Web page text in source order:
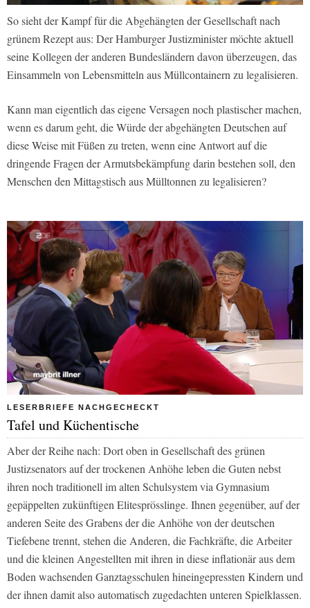
So sieht der Kampf für die Abgehängten der Gesellschaft nach
grünem Rezept aus: Der Hamburger Justizminister möchte aktuell
seine Kollegen der anderen Bundesländern davon überzeugen, das
Einsammeln von Lebensmitteln aus Müllcontainern zu legalisieren.
Kann man eigentlich das eigene Versagen noch plastischer machen,
wenn es darum geht, die Würde der abgehängten Deutschen auf
diese Weise mit Füßen zu treten, wenn eine Antwort auf die
dringende Fragen der Armutsbekämpfung darin bestehen soll, den
Menschen den Mittagstisch aus Mülltonnen zu legalisieren?
LESERBRIEFE NACHGECHECKT
Tafel und Küchentische
Aber der Reihe nach: Dort oben in Gesellschaft des grünen
Justizsenators auf der trockenen Anhöhe leben die Guten nebst
ihren noch traditionell im alten Schulsystem via Gymnasium
gepäppelten zukünftigen Elitesprösslinge. Ihnen gegenüber, auf der
anderen Seite des Grabens der die Anhöhe von der deutschen
Tiefebene trennt, stehen die Anderen, die Fachkräfte, die Arbeiter
und die kleinen Angestellten mit ihren in diese inflationär aus dem
Boden wachsenden Ganztagsschulen hineingepressten Kindern und
der ihnen damit also automatisch zugedachten unteren Spielklassen.